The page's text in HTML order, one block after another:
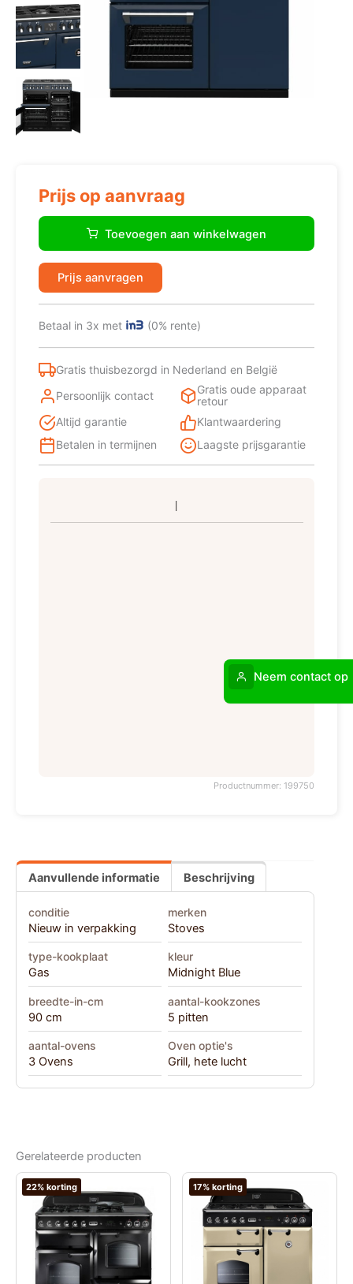
Prijs op aanvraag
Richmond
S900
Midnight
Blue
aantal
Toevoegen aan winkelwagen
Prijs aanvragen
Betaal in 3x met (0% rente)
Gratis thuisbezorgd in Nederland en België
Persoonlijk contact
Gratis oude apparaat
retour
Altijd garantie
Klantwaardering
Betalen in termijnen
Laagste prijsgarantie
Productnummer: 199750
Aanvullende informatie Beschrijving
conditie
Nieuw in verpakking
merken
Stoves
type-kookplaat
Gas
kleur
Midnight Blue
breedte-in-cm
90 cm
aantal-kookzones
5 pitten
aantal-ovens
3 Ovens
Oven optie's
Grill, hete lucht
Gerelateerde producten
22% korting 17% korting
Neem contact op